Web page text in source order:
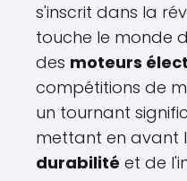
s'inscrit dans la
touche le monde
des moteurs
compétitions de
un tournant
mettant en avant
durabilité et de